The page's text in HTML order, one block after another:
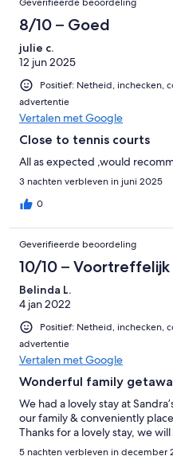
8/10 – Goed
julie c.
12 jun 2025
Positief: Netheid, inchecken,
advertentie
Vertalen met Google
Close to tennis courts
All as expected ,would
3 nachten verbleven in juni 2025
0
Geverifieerde beoordeling
10/10 – Voortreffelijk
Belinda L.
4 jan 2022
Positief: Netheid, inchecken,
advertentie
Vertalen met Google
Wonderful family
We had a lovely stay at
our family & conveniently
Thanks for a lovely stay, we
5 nachten verbleven in december